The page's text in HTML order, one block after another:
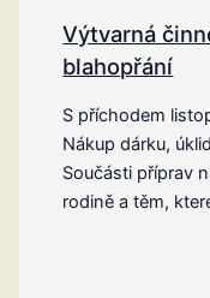
Výtvarná
blahopřání
S příchodem
Nákup dárku,
Součásti příprav
rodině a těm,